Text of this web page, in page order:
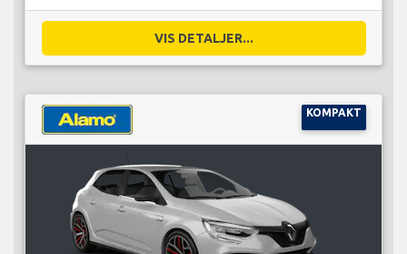
VIS DETALJER...
KOMPAKT